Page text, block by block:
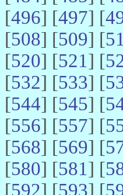
[496] [497] [
[508] [509] [
[520] [521] [
[532] [533] [
[544] [545] [
[556] [557] [
[568] [569] [
[580] [581] [
[592] [593] [